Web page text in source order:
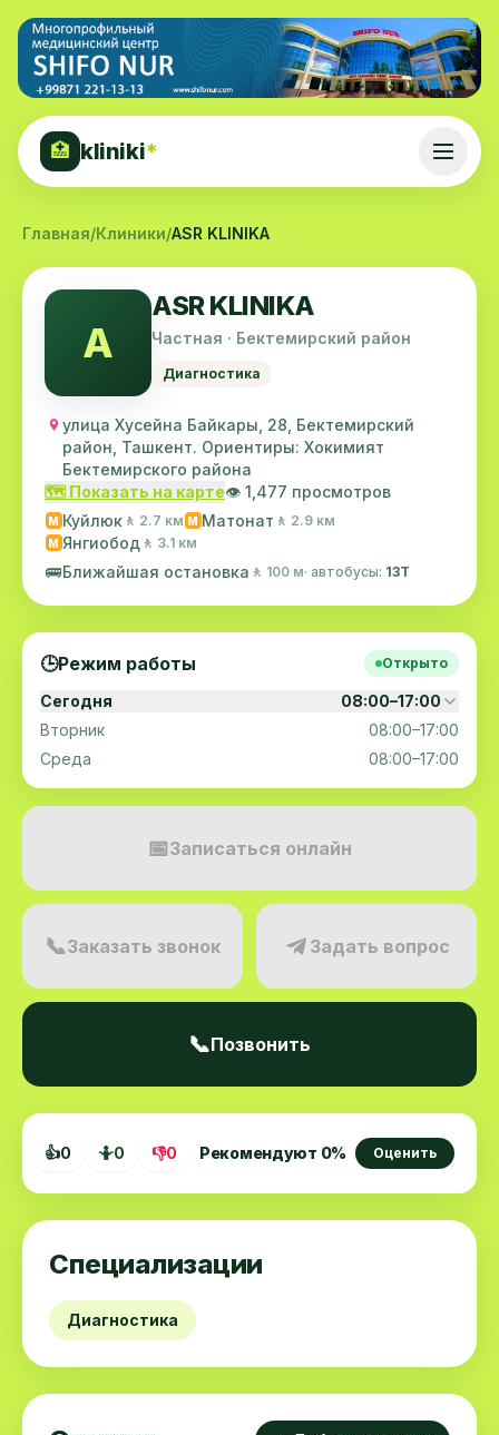
🏥 kliniki*
Главная/Клиники/ASR KLINIKA
A
ASR KLINIKA
Частная · Бектемирский район
Диагностика
улица Хусейна Байкары, 28, Бектемирский
район, Ташкент. Ориентиры: Хокимият
Бектемирского района
🗺️ Показать на карте👁️ 1,477 просмотров
M Куйлюк 🚶 2.7 км M Матонат 🚶 2.9 км
M Янгиобод 🚶 3.1 км
🚌Ближайшая остановка 🚶 100 м· автобусы: 13Т
👍0 🤷0 👎0 Рекомендуют 0% Оценить
Специализации
Диагностика
🕒Режим работы Открыто
Сегодня
08:00–17:00
Вторник
08:00–17:00
Среда
08:00–17:00
📅Записаться онлайн
📞Заказать звонок Задать вопрос
📞Позвонить